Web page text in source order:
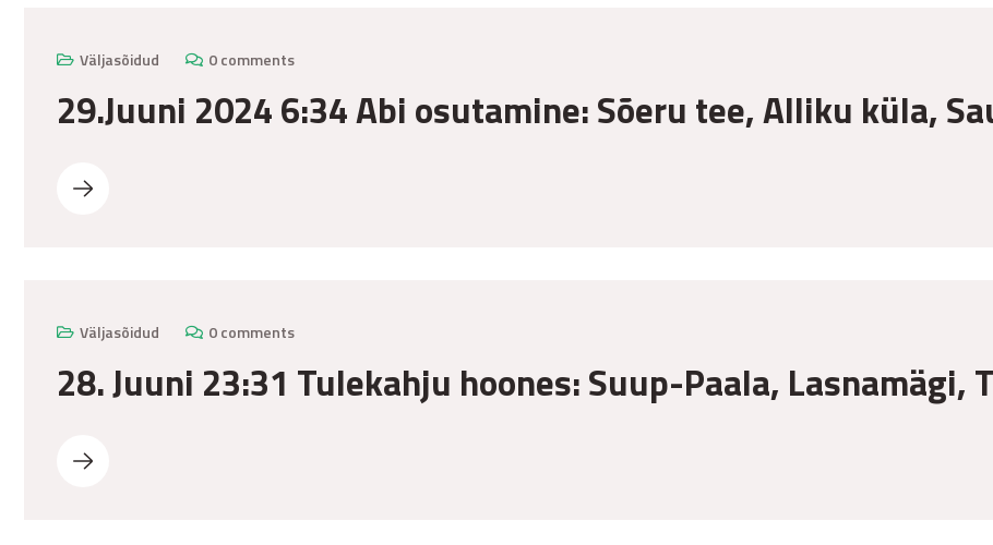
Väljasõidud 0 comments
29.Juuni 2024 6:34 Abi osutamine: Sõeru tee, Alliku küla,
Väljasõidud 0 comments
28. Juuni 23:31 Tulekahju hoones: Suup-Paala, Lasnamägi,